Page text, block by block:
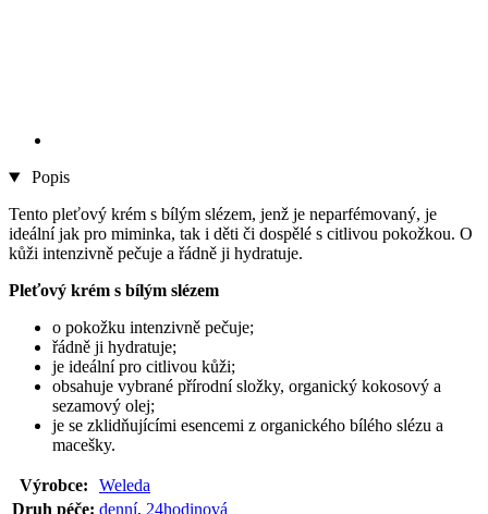
Popis
Tento pleťový krém s bílým slézem, jenž je neparfémovaný, je
ideální jak pro miminka, tak i děti či dospělé s citlivou pokožkou. O
kůži intenzivně pečuje a řádně ji hydratuje.
Pleťový krém s bílým slézem
o pokožku intenzivně pečuje;
řádně ji hydratuje;
je ideální pro citlivou kůži;
obsahuje vybrané přírodní složky, organický kokosový a
sezamový olej;
je se zklidňujícími esencemi z organického bílého slézu a
macešky.
Výrobce:
Weleda
Druh péče: denní, 24hodinová